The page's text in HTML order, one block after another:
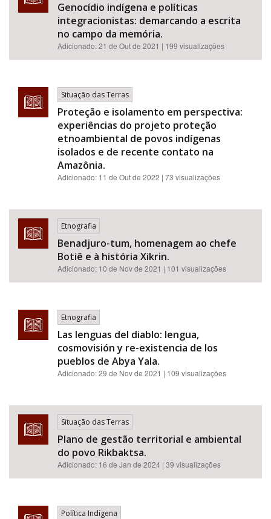
Genocídio indígena e políticas
integracionistas: demarcando a escrita
no campo da memória.
Adicionado:21 de Out de 2021 | 199 visualizações
Situação das Terras
Proteção e isolamento em perspectiva:
experiências do projeto proteção
etnoambiental de povos indígenas
isolados e de recente contato na
Amazônia.
Adicionado: 11 de Out de 2022 | 73 visualizações
Etnografia
Benadjuro-tum, homenagem ao chefe
Botiê e à história Xikrin.
Adicionado: 10 de Nov de 2021 | 101 visualizações
Etnografia
Las lenguas del diablo: lengua,
cosmovisión y re-existencia de los
pueblos de Abya Yala.
Adicionado:29 de Nov de 2021 | 109 visualizações
Situação das Terras
Plano de gestão territorial e ambiental
do povo Rikbaktsa.
Adicionado: 16 de Jan de 2024 | 39 visualizações
Política Indígena